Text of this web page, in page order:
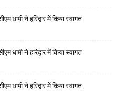
धामी ने हरिद्वार में किया स्वागत
धामी ने हरिद्वार में किया स्वागत
धामी ने हरिद्वार में किया स्वागत